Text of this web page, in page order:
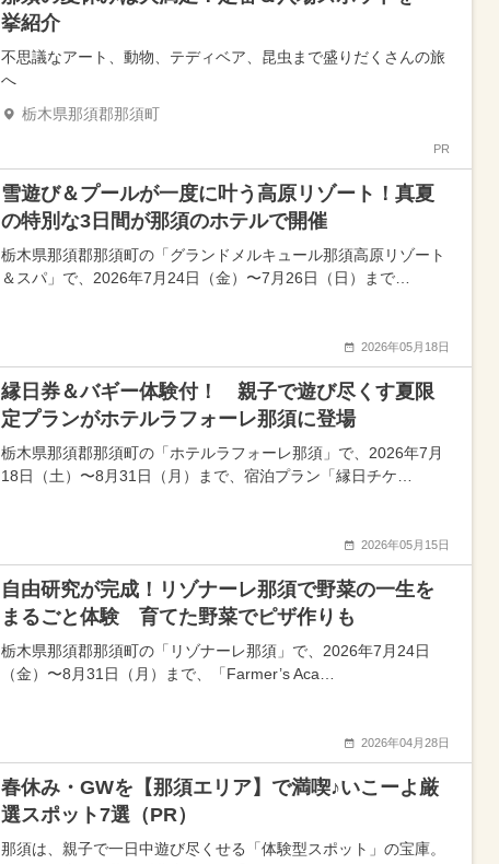
挙紹介
不思議なアート、動物、テディベア、昆虫まで盛りだくさんの旅
へ
栃木県那須郡那須町
PR
雪遊び＆プールが一度に叶う高原リゾート！真夏
の特別な3日間が那須のホテルで開催
栃木県那須郡那須町の「グランドメルキュール那須高原リゾート
＆スパ」で、2026年7月24日（金）〜7月26日（日）まで…
2026年05月18日
縁日券＆バギー体験付！ 親子で遊び尽くす夏限
定プランがホテルラフォーレ那須に登場
栃木県那須郡那須町の「ホテルラフォーレ那須」で、2026年7月
18日（土）〜8月31日（月）まで、宿泊プラン「縁日チケ…
2026年05月15日
自由研究が完成！リゾナーレ那須で野菜の一生を
まるごと体験 育てた野菜でピザ作りも
栃木県那須郡那須町の「リゾナーレ那須」で、2026年7月24日
（金）〜8月31日（月）まで、「Farmer’s Aca…
2026年04月28日
春休み・GWを【那須エリア】で満喫♪いこーよ厳
選スポット7選（PR）
那須は、親子で一日中遊び尽くせる「体験型スポット」の宝庫。